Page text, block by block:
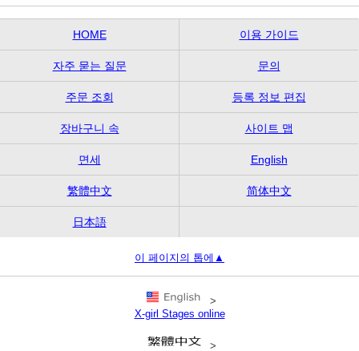
HOME 이용 가이드
자주 묻는 질문 문의
주문 조회 등록 정보 편집
장바구니 속 사이트 맵
면세 English
繁體中文 简体中文
日本語
이 페이지의 톱에▲
>
X-girl Stages online
>